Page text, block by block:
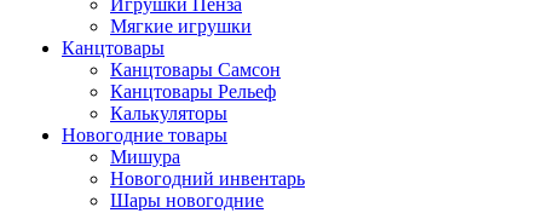
Игрушки Пенза
Мягкие игрушки
Канцтовары
Канцтовары Самсон
Канцтовары Рельеф
Калькуляторы
Новогодние товары
Мишура
Новогодний инвентарь
Шары новогодние